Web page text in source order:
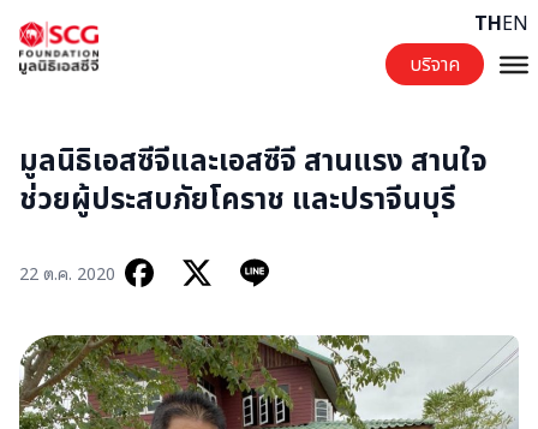
บริจาค
THEN
มูลนิธิเอสซีจีและเอสซีจี สานแรง สานใจ
ช่วยผู้ประสบภัยโคราช และปราจีนบุรี
22 ต.ค. 2020